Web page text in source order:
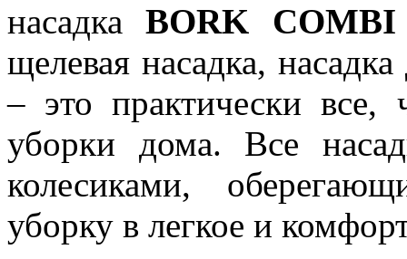
насадкаBORK
щелевая насадка,
– это практически все,
уборки дома. Все
колесиками,
уборку в легкое и